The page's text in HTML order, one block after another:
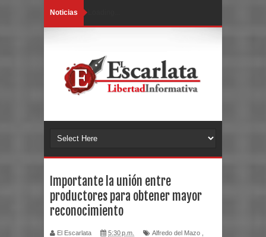
Noticias
Importante la unión entre
productores para obtener mayor
reconocimiento
El Escarlata 5:30 p.m. Alfredo del Mazo